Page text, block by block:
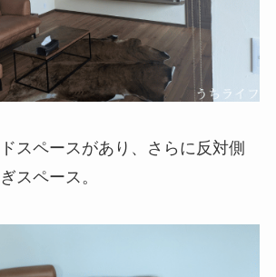
スペースがあり、さらに反対側
スペース。